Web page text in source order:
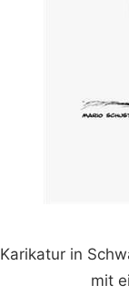
Karikatur in
mit